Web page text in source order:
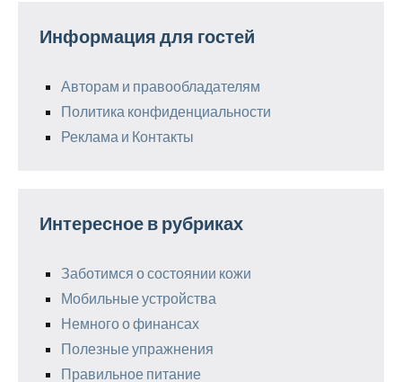
Информация для гостей
Авторам и правообладателям
Политика конфиденциальности
Реклама и Контакты
Интересное в рубриках
Заботимся о состоянии кожи
Мобильные устройства
Немного о финансах
Полезные упражнения
Правильное питание